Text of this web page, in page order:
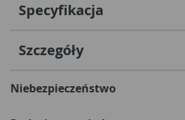
Specyfikacja
Szczegóły
Niebezpieczeństwo